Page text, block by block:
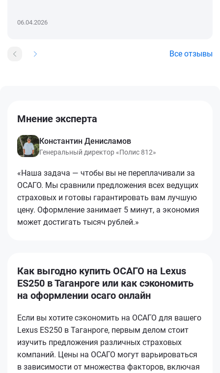
06.04.2026
Все отзывы
Мнение эксперта
Константин Денисламов
Генеральный директор «Полис 812»
«Наша задача — чтобы вы не переплачивали за
ОСАГО. Мы сравнили предложения всех ведущих
страховых и готовы гарантировать вам лучшую
цену. Оформление занимает 5 минут, а экономия
может достигать тысяч рублей.»
Как выгодно купить ОСАГО на Lexus
ES250 в Таганроге или как сэкономить
на оформлении осаго онлайн
Если вы хотите сэкономить на ОСАГО для вашего
Lexus ES250 в Таганроге, первым делом стоит
изучить предложения различных страховых
компаний. Цены на ОСАГО могут варьироваться
в зависимости от множества факторов, включая